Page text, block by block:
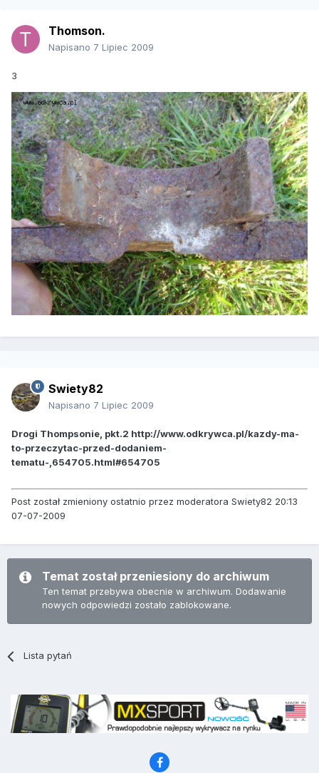
Thomson.
Napisano 7 Lipiec 2009
3
Swiety82
Napisano 7 Lipiec 2009
Drogi Thompsonie, pkt.2 http://www.odkrywca.pl/kazdy-ma-
to-przeczytac-przed-dodaniem-
tematu-,654705.html#654705
Post został zmieniony ostatnio przez moderatora Swiety82 20:13
07-07-2009
Temat został przeniesiony do archiwum
Ten temat przebywa obecnie w archiwum. Dodawanie
nowych odpowiedzi zostało zablokowane.
Lista pytań